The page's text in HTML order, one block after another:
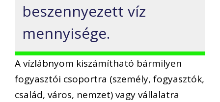
beszennyezett víz
mennyisége.
A vízlábnyom kiszámítható bármilyen
fogyasztói csoportra (személy, fogyasztók,
család, város, nemzet) vagy vállalatra